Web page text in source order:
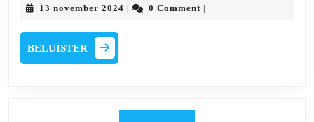
13 november 2024 13
0 Comment
BELUISTER